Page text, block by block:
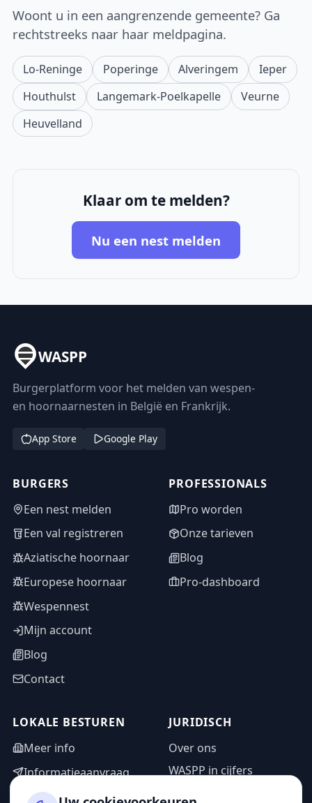
Woont u in een aangrenzende gemeente? Ga
rechtstreeks naar haar meldpagina.
Lo-Reninge Poperinge Alveringem
Ieper
Houthulst
Langemark-Poelkapelle
Veurne
Heuvelland
Klaar om te melden?
Nu een nest melden
WASPP
Burgerplatform voor het melden van wespen-
en hoornaarnesten in België en Frankrijk.
App Store Google Play
BURGERS
Een nest melden
Een val registreren
Aziatische hoornaar
Europese hoornaar
Wespennest
Mijn account
Blog
Contact
PROFESSIONALS
Pro worden
Onze tarieven
Blog
Pro-dashboard
LOKALE BESTUREN
Meer info
Informatieaanvraag
Adminzone
JURIDISCH
Over ons
WASPP in cijfers